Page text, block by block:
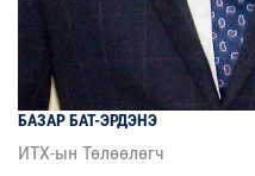
БАЗАРБАТ-ЭРДЭНЭ
ИТХ-ын Төлөөлөгч